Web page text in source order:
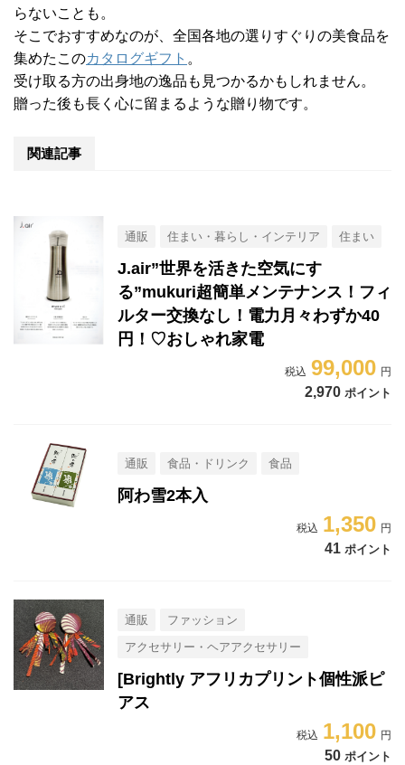
らないことも。
そこでおすすめなのが、全国各地の選りすぐりの美食品を
集めたこのカタログギフト 。
受け取る方の出身地の逸品も見つかるかもしれません。
贈った後も長く心に留まるような贈り物です。
関連記事
通販 住まい・暮らし・インテリア 住まい
J.air”世界を活きた空気にす
る”mukuri超簡単メンテナンス！フィ
ルター交換なし！電力月々わずか40
円！♡おしゃれ家電
99,000
2,970 ポイント
通販 食品・ドリンク 食品
阿わ雪2本入
1,350
41 ポイント
通販
ファッション
アクセサリー・ヘアアクセサリー
[Brightly アフリカプリント個性派ピ
アス
1,100
50 ポイント